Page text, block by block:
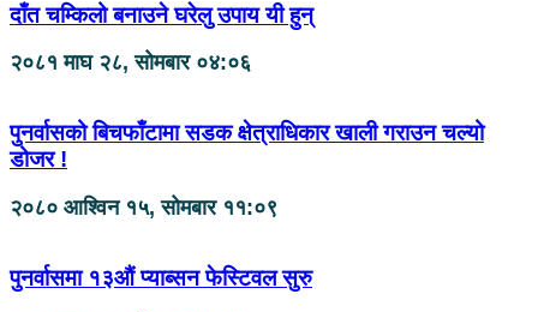
दाँत चम्किलो बनाउने घरेलु उपाय यी हुन्
२०८१ माघ २८, सोमबार ०४:०६
पुनर्वासको बिचफाँटामा सडक क्षेत्राधिकार खाली गराउन चल्यो
डोजर !
२०८० आश्विन १५, सोमबार ११:०९
पुनर्वासमा १३औं प्याब्सन फेस्टिवल सुरु